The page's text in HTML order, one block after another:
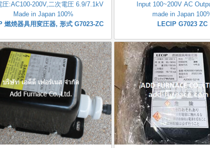
圧:AC100-200V,二次電圧 6.9/7.1kV
Made in Japan 100%
燃焼器具用変圧器, 形式 G7023-ZC
Input 100~200V AC
made in Japan
LECIP G7023 ZC